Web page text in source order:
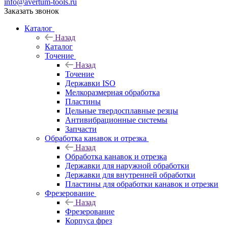
info@avertum-tools.ru
Заказать звонок
Каталог
Назад
Каталог
Точение
Назад
Точение
Державки ISO
Мелкоразмерная обработка
Пластины
Цельные твердосплавные резцы
Антивибрационные системы
Запчасти
Обработка канавок и отрезка
Назад
Обработка канавок и отрезка
Державки для наружной обработки
Державки для внутренней обработки
Пластины для обработки канавок и отрезки
Фрезерование
Назад
Фрезерование
Корпуса фрез